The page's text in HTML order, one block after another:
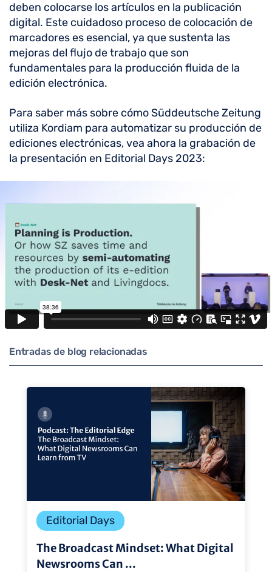
deben colocarse los artículos en la publicación
digital. Este cuidadoso proceso de colocación de
marcadores es esencial, ya que sustenta las
mejoras del flujo de trabajo que son
fundamentales para la producción fluida de la
edición electrónica.
Para saber más sobre cómo Süddeutsche Zeitung
utiliza Kordiam para automatizar su producción de
ediciones electrónicas, vea ahora la grabación de
la presentación en Editorial Days 2023:
Entradas de blog relacionadas
Editorial Days
The Broadcast Mindset: What Digital
Newsrooms Can ...